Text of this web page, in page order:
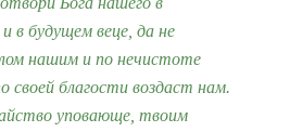
будущем веце, да не
нашим и по нечистоте
своей благости воздаст нам.
уповающе, твоим